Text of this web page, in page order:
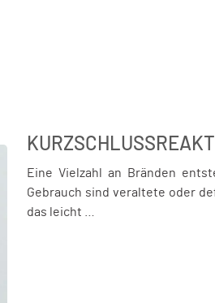
Eine Vielzahl an Bränden
Gebrauch sind veraltete oder
das leicht …